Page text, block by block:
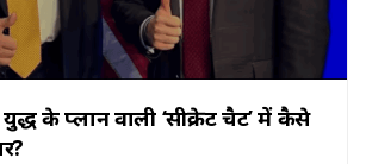
युद्ध के प्लान वाली ‘सीक्रेट चैट’ में कैसे